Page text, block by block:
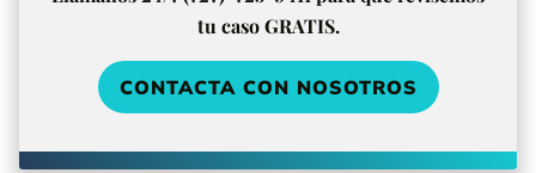
tu caso GRATIS.
CONTACTA CON NOSOTROS